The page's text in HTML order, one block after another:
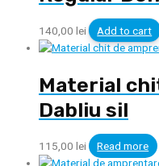
140,00 lei
Add to cart
Material
Dabliu sil
115,00 lei
Read more